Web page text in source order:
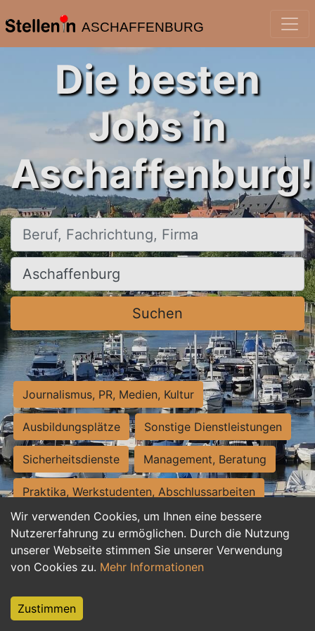
ASCHAFFENBURG
Wir verwenden Cookies, um Ihnen eine bessere
Nutzererfahrung zu ermöglichen. Durch die Nutzung
unserer Webseite stimmen Sie unserer Verwendung
von Cookies zu. Mehr Informationen
Zustimmen
Die besten
Jobs in
Aschaffenburg!
Beruf, Fachrichtung, Firma
Ort, Stadt
Suchen
Journalismus, PR, Medien, Kultur
Ausbildungsplätze Sonstige Dienstleistungen
Sicherheitsdienste Management, Beratung
Praktika, Werkstudenten, Abschlussarbeiten
Personalwesen Assistenz, Sekretariat
Hilfskräfte, Aushilfs- und Nebenjobs
Weiterbildung, Studium, duale Ausbildung